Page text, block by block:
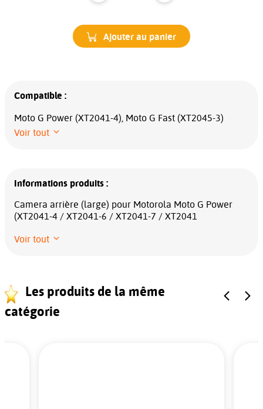
Ajouter au panier
Compatible :
Moto G Power (XT2041-4), Moto G Fast (XT2045-3)
Voir tout
Informations produits :
Camera arrière (large) pour Motorola Moto G Power
(XT2041-4 / XT2041-6 / XT2041-7 / XT2041
Voir tout
Les produits de la même
catégorie